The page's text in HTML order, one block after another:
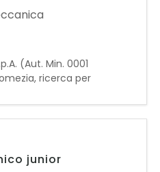
(Aut. Min. 0001
ricerca per
un
all'interno
la
di software
industriali.
junior